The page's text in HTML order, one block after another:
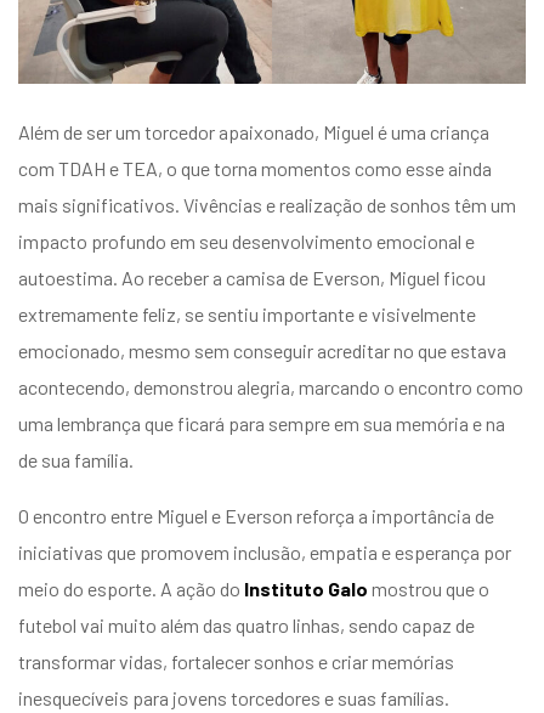
Além de ser um torcedor apaixonado, Miguel é uma criança
com TDAH e TEA, o que torna momentos como esse ainda
mais significativos. Vivências e realização de sonhos têm um
impacto profundo em seu desenvolvimento emocional e
autoestima. Ao receber a camisa de Everson, Miguel ficou
extremamente feliz, se sentiu importante e visivelmente
emocionado, mesmo sem conseguir acreditar no que estava
acontecendo, demonstrou alegria, marcando o encontro como
uma lembrança que ficará para sempre em sua memória e na
de sua família.
O encontro entre Miguel e Everson reforça a importância de
iniciativas que promovem inclusão, empatia e esperança por
meio do esporte. A ação do Instituto Galo mostrou que o
futebol vai muito além das quatro linhas, sendo capaz de
transformar vidas, fortalecer sonhos e criar memórias
inesquecíveis para jovens torcedores e suas famílias.